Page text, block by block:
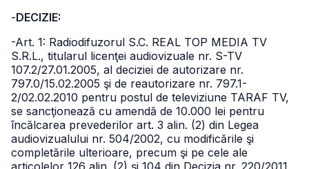
-DECIZIE:
-Art. 1: Radiodifuzorul S.C. REAL TOP MEDIA TV
S.R.L., titularul licenţei audiovizuale nr. S-TV
107.2/27.01.2005, al deciziei de autorizare nr.
797.0/15.02.2005 şi de reautorizare nr. 797.1-
2/02.02.2010 pentru postul de televiziune TARAF TV,
se sancţionează cu amendă de 10.000 lei pentru
încălcarea prevederilor art. 3 alin. (2) din Legea
audiovizualului nr. 504/2002, cu modificările şi
completările ulterioare, precum şi pe cele ale
articolelor 126 alin. (2) şi 104 din Decizia nr. 220/2011